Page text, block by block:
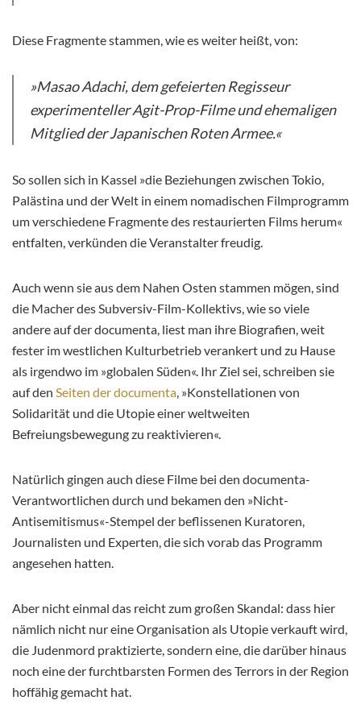
Diese Fragmente stammen, wie es weiter heißt, von:
»Masao Adachi, dem gefeierten Regisseur
experimenteller Agit-Prop-Filme und ehemaligen
Mitglied der Japanischen Roten Armee.«
So sollen sich in Kassel »die Beziehungen zwischen Tokio,
Palästina und der Welt in einem nomadischen Filmprogramm
um verschiedene Fragmente des restaurierten Films herum«
entfalten, verkünden die Veranstalter freudig.
Auch wenn sie aus dem Nahen Osten stammen mögen, sind
die Macher des Subversiv-Film-Kollektivs, wie so viele
andere auf der documenta, liest man ihre Biografien, weit
fester im westlichen Kulturbetrieb verankert und zu Hause
als irgendwo im »globalen Süden«. Ihr Ziel sei, schreiben sie
auf den Seiten der documenta , »Konstellationen von
Solidarität und die Utopie einer weltweiten
Befreiungsbewegung zu reaktivieren«.
Natürlich gingen auch diese Filme bei den documenta-
Verantwortlichen durch und bekamen den »Nicht-
Antisemitismus«-Stempel der beflissenen Kuratoren,
Journalisten und Experten, die sich vorab das Programm
angesehen hatten.
Aber nicht einmal das reicht zum großen Skandal: dass hier
nämlich nicht nur eine Organisation als Utopie verkauft wird,
die Judenmord praktizierte, sondern eine, die darüber hinaus
noch eine der furchtbarsten Formen des Terrors in der Region
hoffähig gemacht hat.